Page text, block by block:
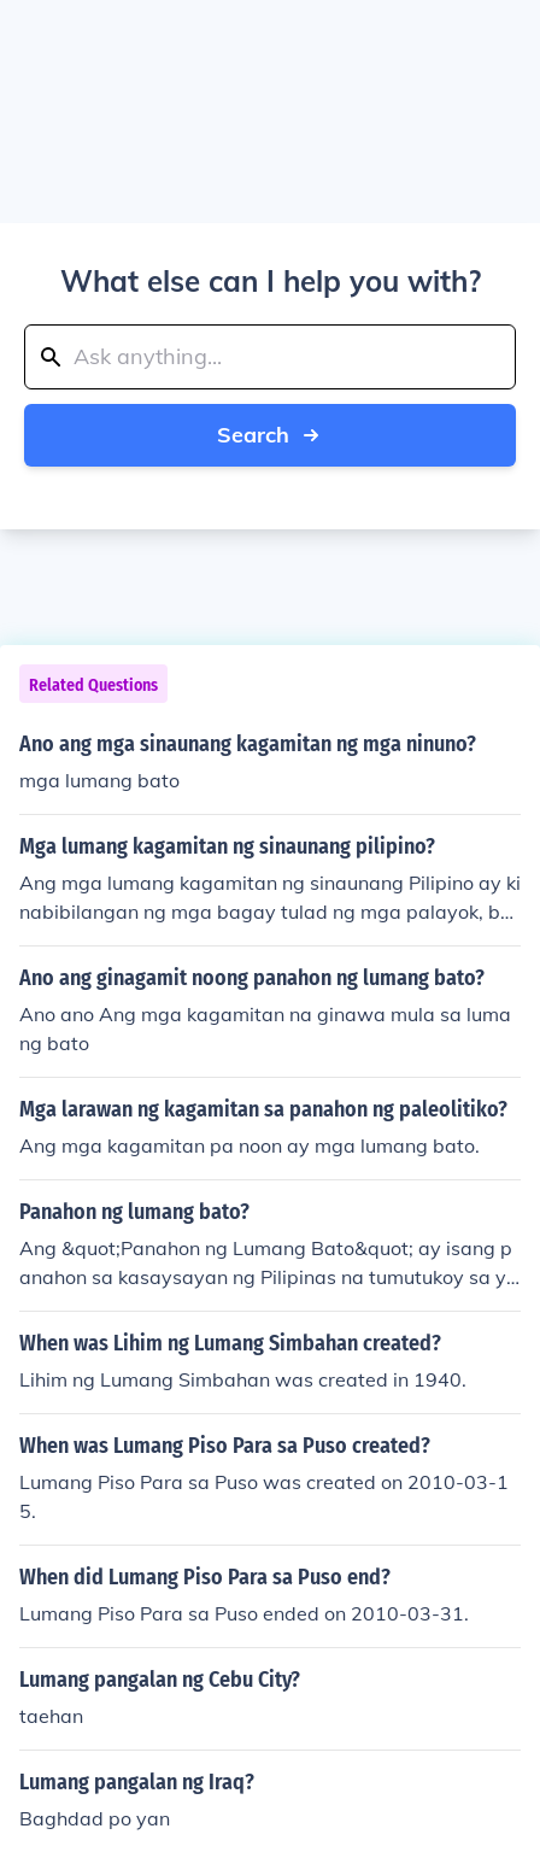
What else can I help you with?
Search
Related Questions
Ano ang mga sinaunang kagamitan ng mga ninuno?
mga lumang bato
Mga lumang kagamitan ng sinaunang pilipino?
Ang mga lumang kagamitan ng sinaunang Pilipino ay ki
nabibilangan ng mga bagay tulad ng mga palayok, ba
ngka, at mga kasangkapan sa pagsasaka tulad ng pan
g-aani at pang-uhaw. Gumagamit din sila ng mga kag
n at kasangkapan sa paggawa ng bahay. Ang mga ito
ay nagpapakita ng kanilang kasanayan sa sining at ka
nilang ugnayan sa kalikasan. Sa kabuuan, ang mga ka
gamitan ito ay mahalaga sa kanilang araw-araw na p
amumuhay at kultura.
Ano ang ginagamit noong panahon ng lumang bato?
Ano ano Ang mga kagamitan na ginawa mula sa luma
ng bato
Mga larawan ng kagamitan sa panahon ng paleolitiko?
Ang mga kagamitan pa noon ay mga lumang bato.
Panahon ng lumang bato?
Ang &quot;Panahon ng Lumang Bato&quot; ay isang p
anahon sa kasaysayan ng Pilipinas na tumutukoy sa yu
gto bago pa dumating ang mga Kastila. Karaniwang kil
ala ito bilang &quot;Pre-Colonial&quot; o &quot;Panaho
ng yugto ng pag-unlad ng kultura at lipunan ng mga sin
aunang Pilipino bago sila masakop ng mga dayuhang
mananakop. Nagkakaroon ng malakas na ugnayan at k
alakalan ang mga sinaunang Pilipino sa iba't ibang kult
ura sa rehiyon tulad ng Tsina, India, at iba pa.
When was Lihim ng Lumang Simbahan created?
Lihim ng Lumang Simbahan was created in 1940.
When was Lumang Piso Para sa Puso created?
Lumang Piso Para sa Puso was created on 2010-03-1
5.
When did Lumang Piso Para sa Puso end?
Lumang Piso Para sa Puso ended on 2010-03-31.
Lumang pangalan ng Cebu City?
taehan
Lumang pangalan ng Iraq?
Baghdad po yan